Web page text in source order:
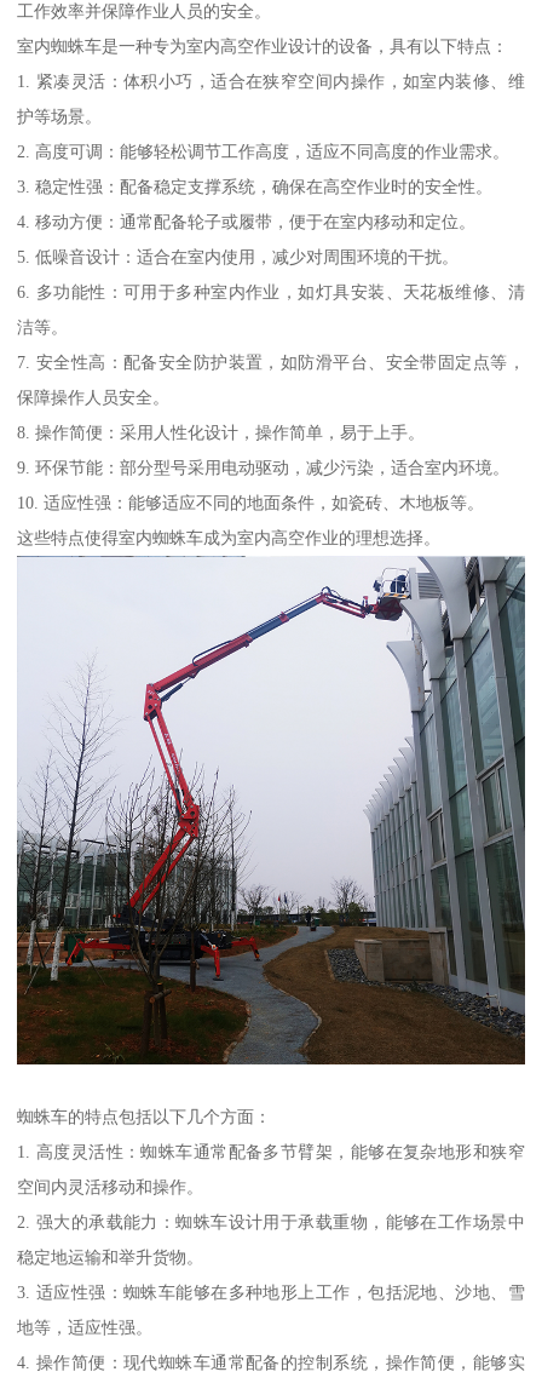
工作效率并保障作业人员的安全。
室内蜘蛛车是一种专为室内高空作业设计的设备，具有以下特点：
1. 紧凑灵活：体积小巧，适合在狭窄空间内操作，如室内装修、维
护等场景。
2. 高度可调：能够轻松调节工作高度，适应不同高度的作业需求。
3. 稳定性强：配备稳定支撑系统，确保在高空作业时的安全性。
4. 移动方便：通常配备轮子或履带，便于在室内移动和定位。
5. 低噪音设计：适合在室内使用，减少对周围环境的干扰。
6. 多功能性：可用于多种室内作业，如灯具安装、天花板维修、清
洁等。
7. 安全性高：配备安全防护装置，如防滑平台、安全带固定点等，
保障操作人员安全。
8. 操作简便：采用人性化设计，操作简单，易于上手。
9. 环保节能：部分型号采用电动驱动，减少污染，适合室内环境。
10. 适应性强：能够适应不同的地面条件，如瓷砖、木地板等。
这些特点使得室内蜘蛛车成为室内高空作业的理想选择。
蜘蛛车的特点包括以下几个方面：
1. 高度灵活性：蜘蛛车通常配备多节臂架，能够在复杂地形和狭窄
空间内灵活移动和操作。
2. 强大的承载能力：蜘蛛车设计用于承载重物，能够在工作场景中
稳定地运输和举升货物。
3. 适应性强：蜘蛛车能够在多种地形上工作，包括泥地、沙地、雪
地等，适应性强。
4. 操作简便：现代蜘蛛车通常配备的控制系统，操作简便，能够实